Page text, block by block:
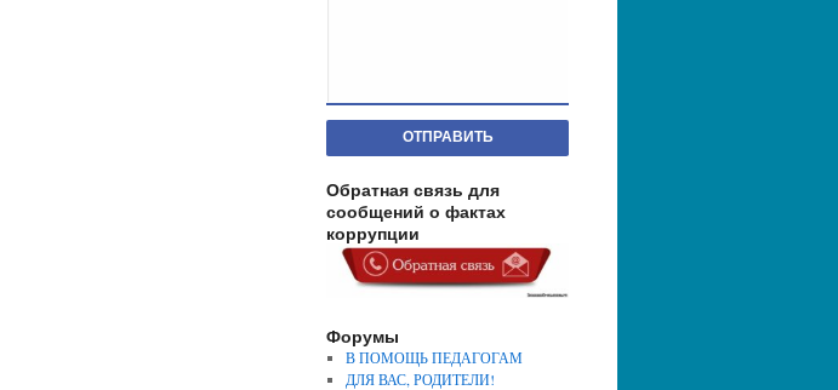
ОТПРАВИТЬ
Обратная связь для
сообщений о фактах
коррупции
Форумы
В ПОМОЩЬ ПЕДАГОГАМ
ДЛЯ ВАС, РОДИТЕЛИ!